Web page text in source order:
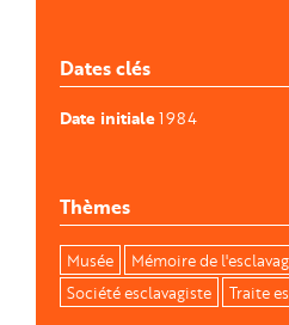
Dates clés
Date initiale1984
Thèmes
Musée Mémoire de
Société esclavagiste
Traite